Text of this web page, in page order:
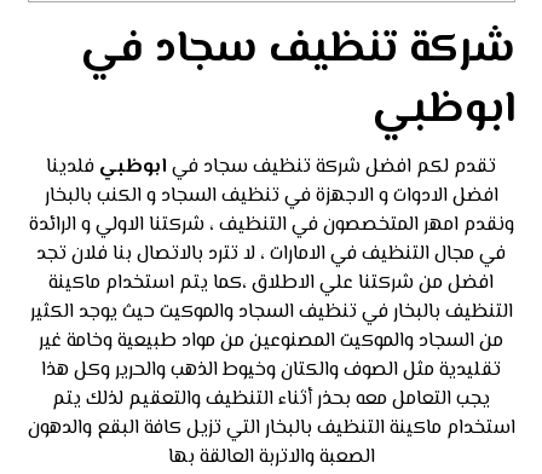
شركة تنظيف سجاد في
ابوظبي
تقدم لكم افضل شركة تنظيف سجاد في ابوظبي فلدينا
افضل الادوات و الاجهزة في تنظيف السجاد و الكنب بالبخار
ونقدم امهر المتخصصون في التنظيف ، شركتنا الاولي و الرائدة
في مجال التنظيف في الامارات ، لا تترد بالاتصال بنا فلان تجد
افضل من شركتنا علي الاطلاق ،كما يتم استخدام ماكينة
التنظيف بالبخار في تنظيف السجاد والموكيت حيث يوجد الكثير
من السجاد والموكيت المصنوعين من مواد طبيعية وخامة غير
تقليدية مثل الصوف والكتان وخيوط الذهب والحرير وكل هذا
يجب التعامل معه بحذر أثناء التنظيف والتعقيم لذلك يتم
استخدام ماكينة التنظيف بالبخار التي تزيل كافة البقع والدهون
الصعبة والاتربة العالقة بها